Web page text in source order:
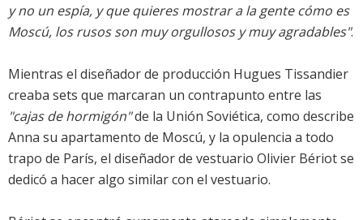
y no un espía, y que quieres mostrar a la gente cómo es
Moscú, los rusos son muy orgullosos y muy agradables".
Mientras el diseñador de producción Hugues Tissandier
creaba sets que marcaran un contrapunto entre las
"cajas de hormigón"de la Unión Soviética, como describe
Anna su apartamento de Moscú, y la opulencia a todo
trapo de París, el diseñador de vestuario Olivier Bériot se
dedicó a hacer algo similar con el vestuario.